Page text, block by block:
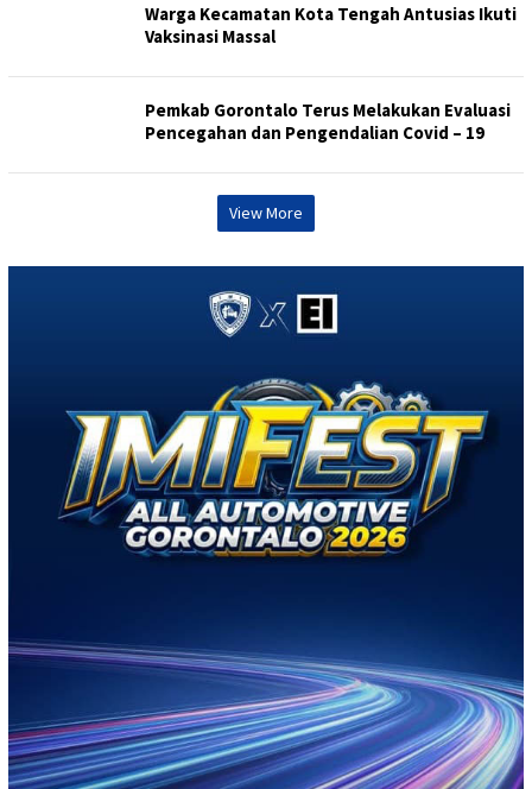
Warga Kecamatan Kota Tengah Antusias Ikuti
Vaksinasi Massal
Pemkab Gorontalo Terus Melakukan Evaluasi
Pencegahan dan Pengendalian Covid – 19
View More